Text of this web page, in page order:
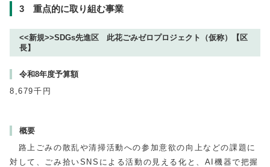
3 重点的に取り組む事業
<<新規>>SDGs先進区 此花ごみゼロプロジェクト（仮称）【区
長】
令和8年度予算額
8,679千円
概要
路上ごみの散乱や清掃活動への参加意欲の向上などの課題に
対して、ごみ拾いSNSによる活動の見える化と、AI機器で把握